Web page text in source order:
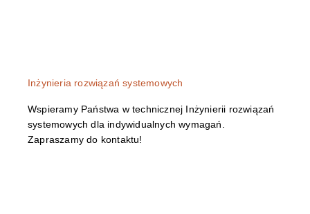
Inżynieria rozwiązań systemowych
Wspieramy Państwa w technicznej Inżynierii rozwiązań
systemowych dla indywidualnych wymagań.
Zapraszamy do kontaktu!